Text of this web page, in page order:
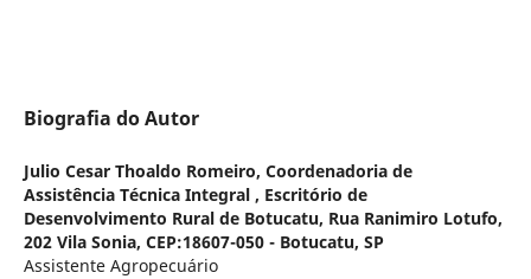
Biografia do Autor
Julio Cesar Thoaldo Romeiro, Coordenadoria de
Assistência Técnica Integral , Escritório de
Desenvolvimento Rural de Botucatu, Rua Ranimiro Lotufo,
202 Vila Sonia, CEP:18607-050 - Botucatu, SP
Assistente Agropecuário